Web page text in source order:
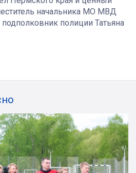
начальника МО МВД
полиции Татьяна